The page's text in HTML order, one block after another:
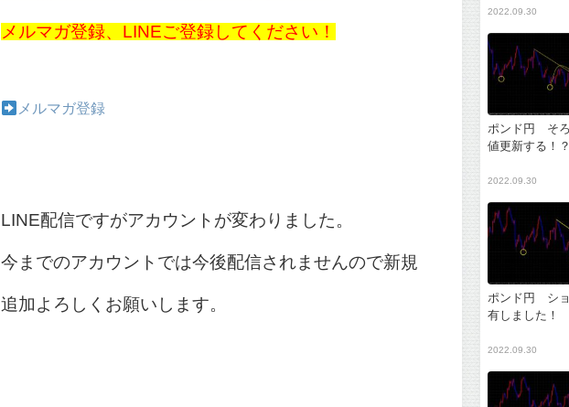
メルマガ登録、LINEご登録してください！
メルマガ登録
LINE配信ですがアカウントが変わりました。
今までのアカウントでは今後配信されませんので新規
追加よろしくお願いします。
2022.09.30
ポンド円 そ
値更新する！
2022.09.30
ポンド円 シ
有しました！
2022.09.30